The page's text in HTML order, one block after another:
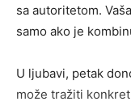
sa autoritetom.
samo ako je
U ljubavi, petak
može tražiti